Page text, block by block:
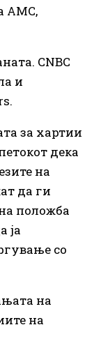
AMC,
CNBC
и
за хартии
дека
на
да ги
положба
ја
со
на
на